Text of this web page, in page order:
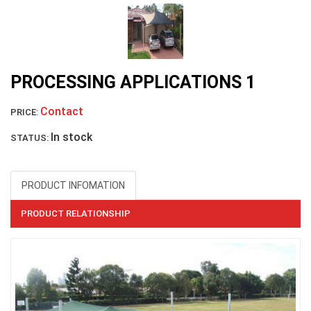
LƯỚI HÀNG RÀO HÌNH VUÔNG
LƯỚI NUÔI TRỒNG HẢI SẢN
PROCESSING APPLICATIONS 1
PRICE: Contact
STATUS: In stock
PRODUCT INFOMATION
PRODUCT RELATIONSHIP